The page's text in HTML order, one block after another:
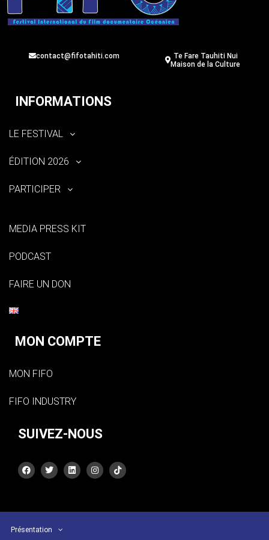
contact@fifotahiti.com
Te Fare Tauhiti Nui
Maison de la Culture
INFORMATIONS
LE FESTIVAL
ÉDITION 2026
PARTICIPER
MEDIA PRESS KIT
PODCAST
FAIRE UN DON
MON COMPTE
MON FIFO
FIFO INDUSTRY
SUIVEZ-NOUS
Présentation